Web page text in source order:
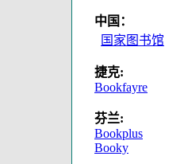
中国：
国家图书馆
捷克:
Bookfayre
芬兰:
Bookplus
Booky